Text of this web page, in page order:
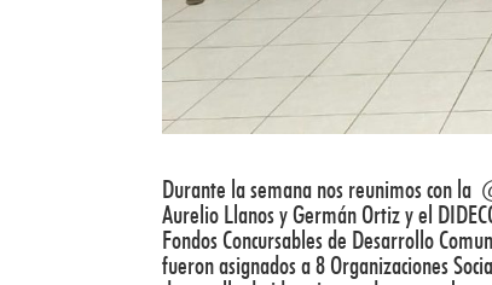
Durante la semana nos reunimos con la
Aurelio Llanos y Germán Ortiz y el
Fondos Concursables de Desarrollo
fueron asignados a 8 Organizaciones